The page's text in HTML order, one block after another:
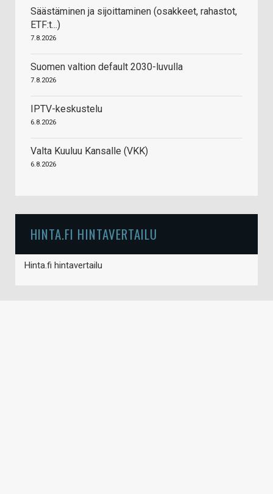
Säästäminen ja sijoittaminen (osakkeet, rahastot,
ETF:t...)
7.8.2026
Suomen valtion default 2030-luvulla
7.8.2026
IPTV-keskustelu
6.8.2026
Valta Kuuluu Kansalle (VKK)
6.8.2026
HINTA.FI HINTAVERTAILU
Hinta.fi hintavertailu